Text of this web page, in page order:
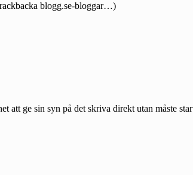
blogg.se-bloggar…)
att ge sin syn på det skriva direkt utan måste